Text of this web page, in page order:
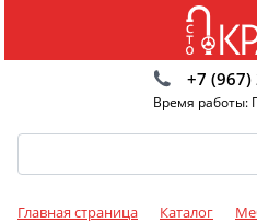
+7 (967)
Время работы:
Главная страница Каталог